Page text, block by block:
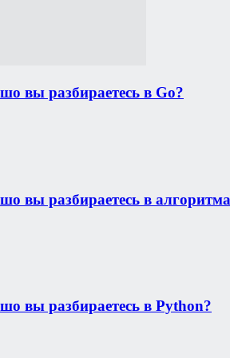
вы разбираетесь в Go?
вы разбираетесь в
вы разбираетесь в Python?